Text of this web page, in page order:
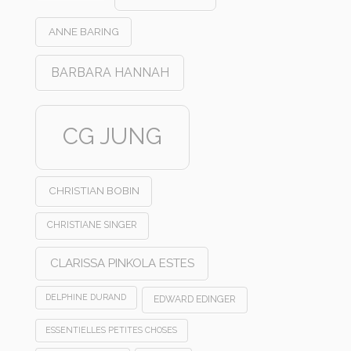
ANNE BARING
BARBARA HANNAH
CG JUNG
CHRISTIAN BOBIN
CHRISTIANE SINGER
CLARISSA PINKOLA ESTES
DELPHINE DURAND EDWARD EDINGER
ESSENTIELLES PETITES CHOSES